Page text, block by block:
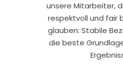
unsere Mitarbeiter,
respektvoll und fair
glauben: Stabile
die beste